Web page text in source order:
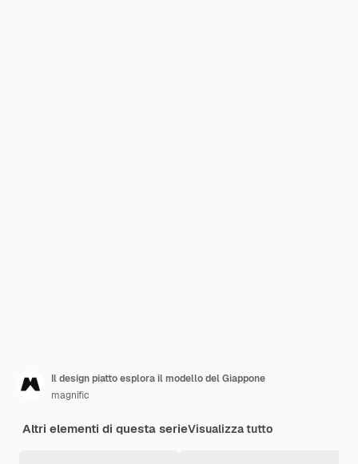
Il design piatto esplora il modello del Giappone
magnific
Altri elementi di questa serieVisualizza tutto